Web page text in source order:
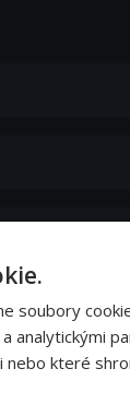
soubory
analytickými
které